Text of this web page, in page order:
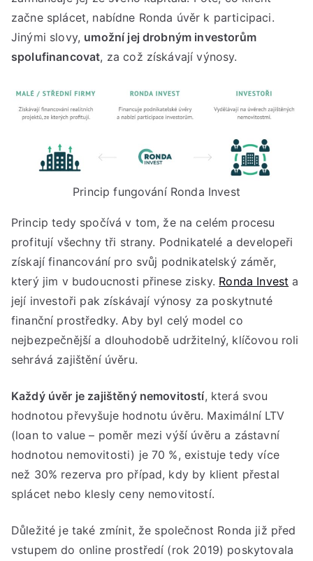
začne splácet, nabídne Ronda úvěr k participaci.
Jinými slovy, umožní jej drobným investorům
spolufinancovat, za což získávají výnosy.
Princip fungování Ronda Invest
Princip tedy spočívá v tom, že na celém procesu
profitují všechny tři strany. Podnikatelé a developeři
získají financování pro svůj podnikatelský záměr,
který jim v budoucnosti přinese zisky. Ronda Invest a
její investoři pak získávají výnosy za poskytnuté
finanční prostředky. Aby byl celý model co
nejbezpečnější a dlouhodobě udržitelný, klíčovou roli
sehrává zajištění úvěru.
Každý úvěr je zajištěný nemovitostí, která svou
hodnotou převyšuje hodnotu úvěru. Maximální LTV
(loan to value – poměr mezi výší úvěru a zástavní
hodnotou nemovitosti) je 70 %, existuje tedy více
než 30% rezerva pro případ, kdy by klient přestal
splácet nebo klesly ceny nemovitostí.
Důležité je také zmínit, že společnost Ronda již před
vstupem do online prostředí (rok 2019) poskytovala